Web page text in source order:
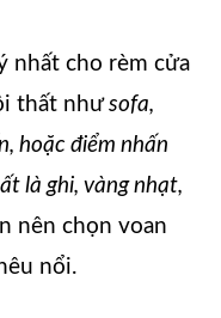
nhất cho rèm cửa
thất nhưsofa,
hoặc điểm nhấn
là ghi, vàng nhạt,
nên chọn voan
nổi.